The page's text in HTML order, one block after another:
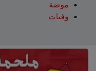
موضة
وفيات